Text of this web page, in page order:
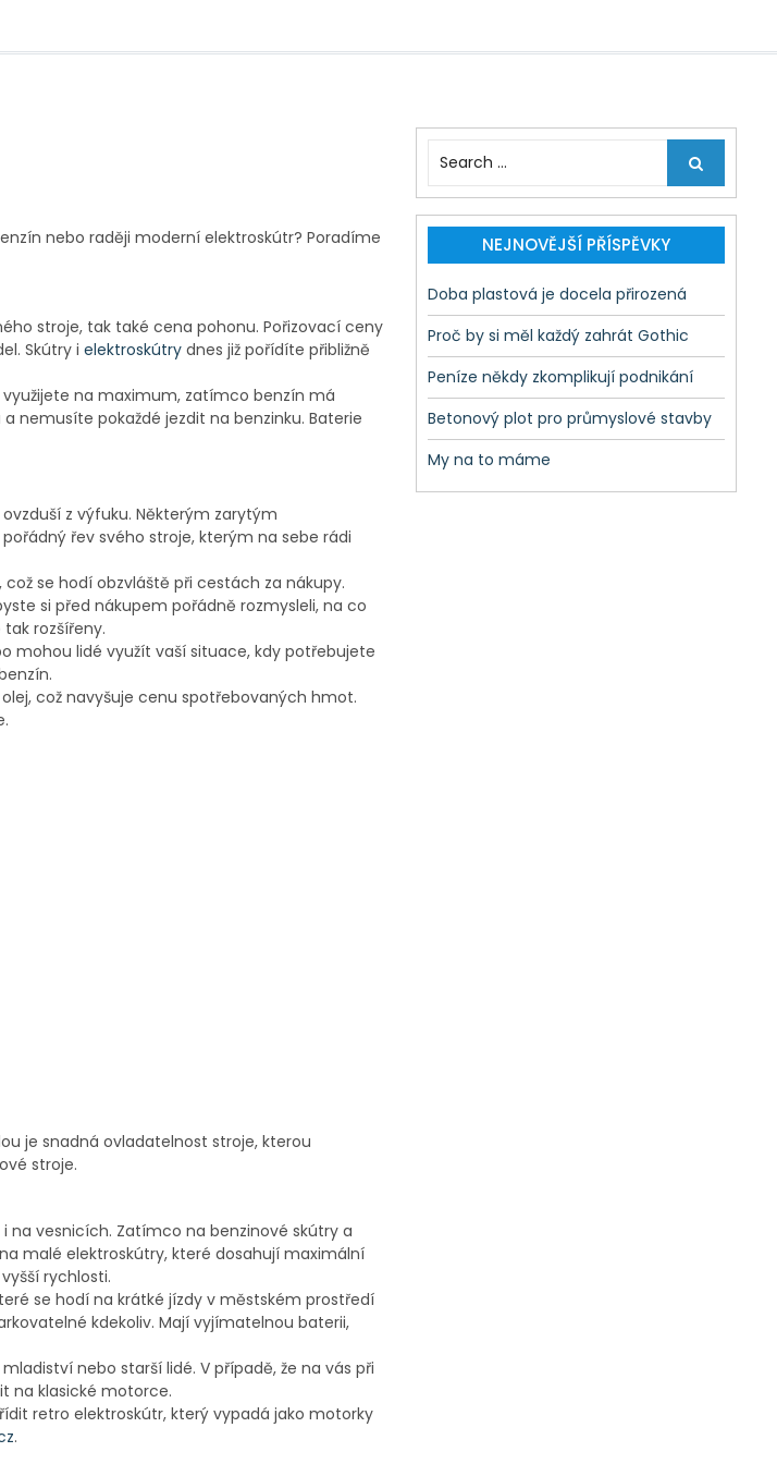
nebo raději moderní elektroskútr? Poradíme
stroje, tak také cena pohonu. Pořizovací ceny
Skútry i elektroskútry dnes již pořídíte přibližně
využijete na maximum, zatímco benzín má
nemusíte pokaždé jezdit na benzinku. Baterie
z výfuku. Některým zarytým
řev svého stroje, kterým na sebe rádi
se hodí obzvláště při cestách za nákupy.
si před nákupem pořádně rozmysleli, na co
rozšířeny.
mohou lidé využít vaší situace, kdy potřebujete
což navyšuje cenu spotřebovaných hmot.
je snadná ovladatelnost stroje, kterou
stroje.
na vesnicích. Zatímco na benzinové skútry a
malé elektroskútry, které dosahují maximální
rychlosti.
se hodí na krátké jízdy v městském prostředí
kdekoliv. Mají vyjímatelnou baterii,
nebo starší lidé. V případě, že na vás při
na klasické motorce.
retro elektroskútr, který vypadá jako motorky
.
a
r
h
f
o
r
:
NEJNOVĚJŠÍ PŘÍSPĚVKY
Doba plastová je docela přirozená
Proč by si měl každý zahrát Gothic
Peníze někdy zkomplikují podnikání
Betonový plot pro průmyslové stavby
My na to máme